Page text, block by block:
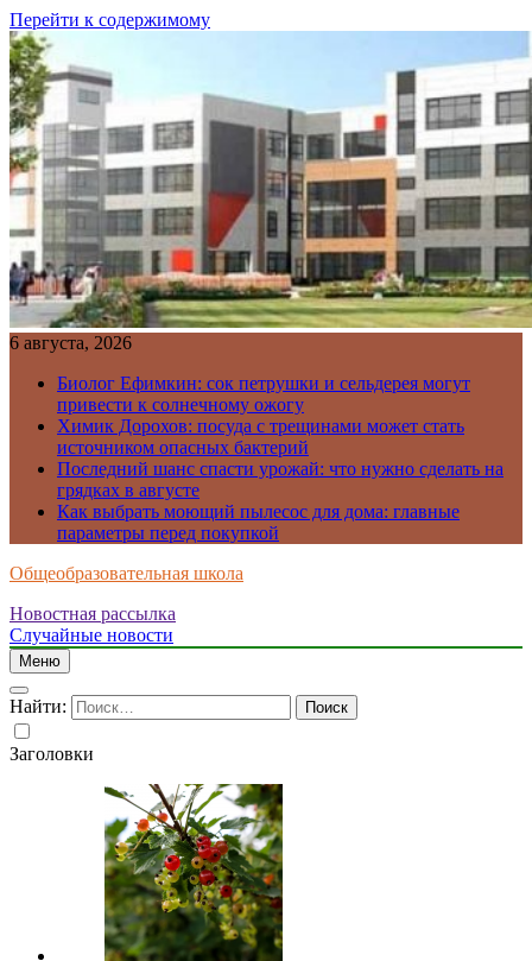
Перейти к содержимому
6 августа, 2026
Биолог Ефимкин: сок петрушки и сельдерея могут
привести к солнечному ожогу
Химик Дорохов: посуда с трещинами может стать
источником опасных бактерий
Последний шанс спасти урожай: что нужно сделать на
грядках в августе
Как выбрать моющий пылесос для дома: главные
параметры перед покупкой
Общеобразовательная школа
Новостная рассылка
Случайные новости
Меню
Найти:
Заголовки